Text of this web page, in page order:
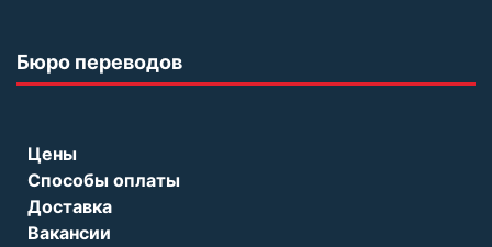
Бюро переводов
Цены
Способы оплаты
Доставка
Вакансии